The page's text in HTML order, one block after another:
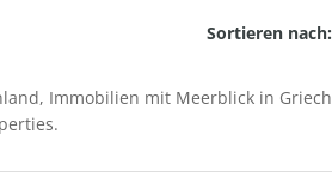
Sortieren nach:
Immobilien mit Meerblick in